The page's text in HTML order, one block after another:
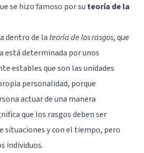
se hizo famoso por su teoría de la
dentro de la teoría de los rasgos, que
está determinada por unos
estables que son las unidades
personalidad, porque
actuar de una manera
que los rasgos deben ser
situaciones y con el tiempo, pero
individuos.